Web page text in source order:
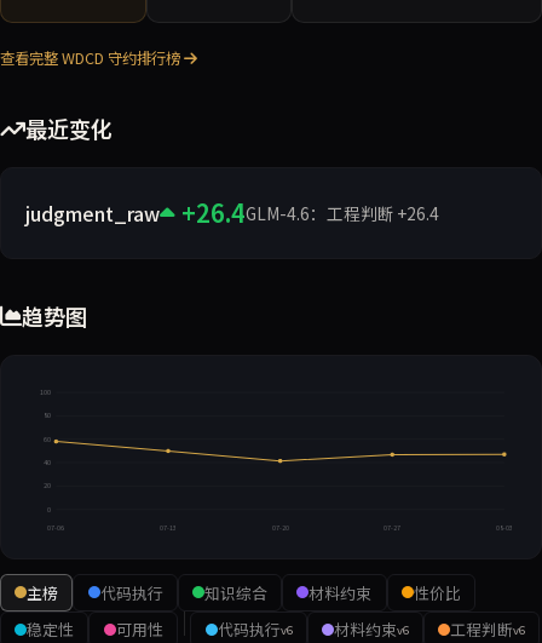
查看完整 WDCD 守约排行榜
最近变化
judgment_raw +26.4GLM-4.6：工程判断 +26.4
趋势图
0
20
40
60
80
100
07-06 07-13 07-20 07-27 08-03
主榜 代码执行 知识综合 材料约束
性价比
稳定性
可用性 代码执行v6 材料约束v6 工程判断v6